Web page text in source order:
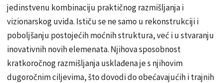
jedinstvenu kombinaciju praktičnog razmišljanja i
vizionarskog uvida. Ističu se ne samo u rekonstrukciji i
poboljšanju postojećih moćnih struktura, već i u stvaranju
inovativnih novih elemenata. Njihova sposobnost
kratkoročnog razmišljanja usklađena je s njihovim
dugoročnim ciljevima, što dovodi do obećavajućih i trajnih